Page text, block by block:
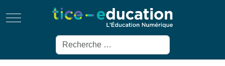
Mobile Menu Toggle
Rechercher